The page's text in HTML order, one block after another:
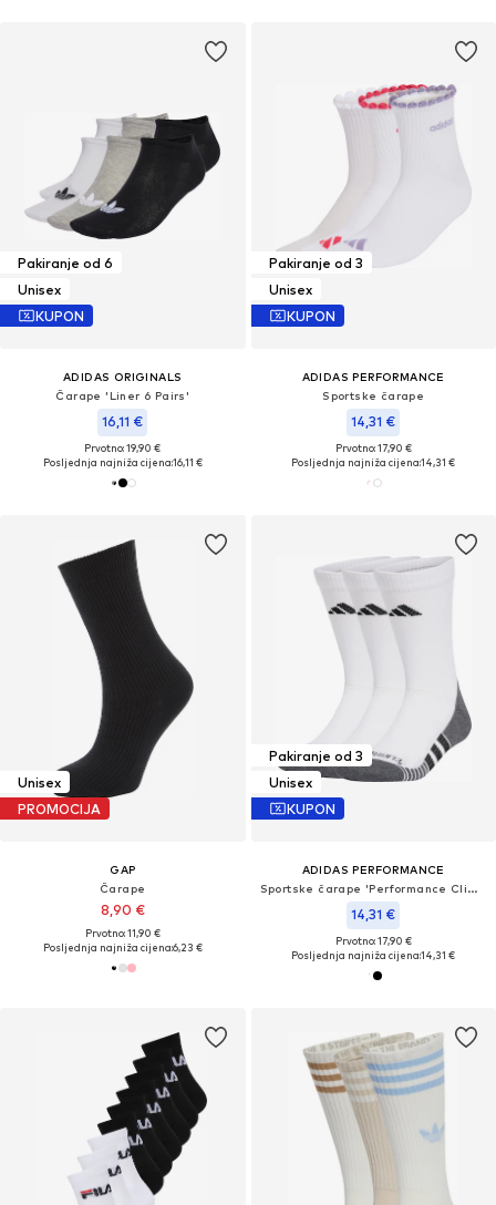
Pakiranje od 6
Unisex
KUPON
ADIDAS ORIGINALS
Čarape 'Liner 6 Pairs'
16,11 €
Prvotno: 19,90 €
Posljednja najniža cijena:16,11 €
Pakiranje od 3
Unisex
KUPON
ADIDAS PERFORMANCE
Sportske čarape
14,31 €
Prvotno: 17,90 €
Posljednja najniža cijena:14,31 €
Unisex
PROMOCIJA
GAP
Čarape
8,90 €
Prvotno: 11,90 €
Posljednja najniža cijena:6,23 €
Pakiranje od 3
Unisex
KUPON
ADIDAS PERFORMANCE
Sportske čarape 'Performance Climacool'
14,31 €
Prvotno: 17,90 €
Posljednja najniža cijena:14,31 €